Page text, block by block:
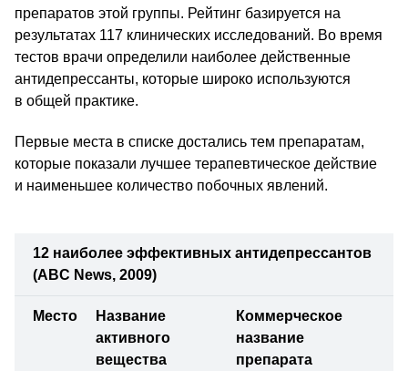
препаратов этой группы. Рейтинг базируется на
результатах 117 клинических исследований. Во время
тестов врачи определили наиболее действенные
антидепрессанты, которые широко используются
в общей практике.
Первые места в списке достались тем препаратам,
которые показали лучшее терапевтическое действие
и наименьшее количество побочных явлений.
12 наиболее эффективных антидепрессантов
(ABC News, 2009)
Место
Название
активного
вещества
Коммерческое
название
препарата